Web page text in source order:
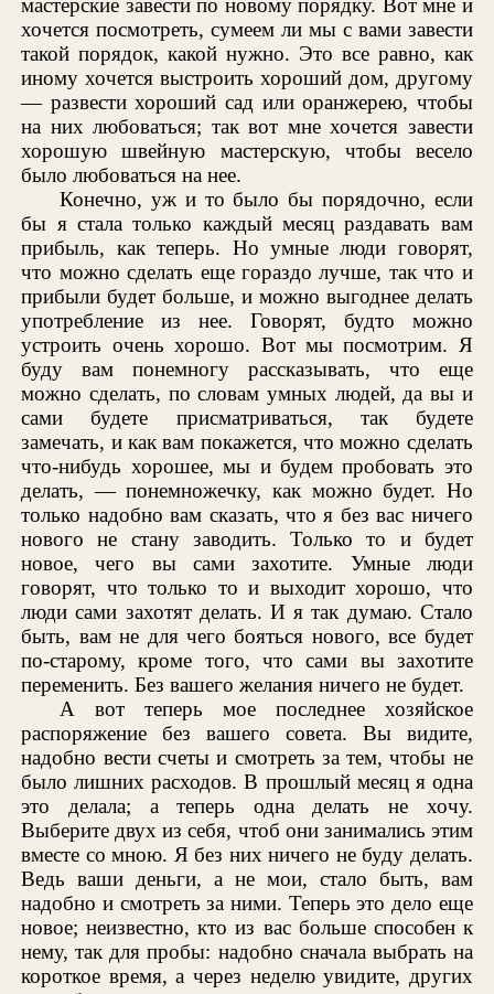
мастерские завести по новому порядку. Вот мне и
хочется посмотреть, сумеем ли мы с вами завести
такой порядок, какой нужно. Это все равно, как
иному хочется выстроить хороший дом, другому
— развести хороший сад или оранжерею, чтобы
на них любоваться; так вот мне хочется завести
хорошую швейную мастерскую, чтобы весело
было любоваться на нее.
Конечно, уж и то было бы порядочно, если
бы я стала только каждый месяц раздавать вам
прибыль, как теперь. Но умные люди говорят,
что можно сделать еще гораздо лучше, так что и
прибыли будет больше, и можно выгоднее делать
употребление из нее. Говорят, будто можно
устроить очень хорошо. Вот мы посмотрим. Я
буду вам понемногу рассказывать, что еще
можно сделать, по словам умных людей, да вы и
сами будете присматриваться, так будете
замечать, и как вам покажется, что можно сделать
что-нибудь хорошее, мы и будем пробовать это
делать, — понемножечку, как можно будет. Но
только надобно вам сказать, что я без вас ничего
нового не стану заводить. Только то и будет
новое, чего вы сами захотите. Умные люди
говорят, что только то и выходит хорошо, что
люди сами захотят делать. И я так думаю. Стало
быть, вам не для чего бояться нового, все будет
по-старому, кроме того, что сами вы захотите
переменить. Без вашего желания ничего не будет.
А вот теперь мое последнее хозяйское
распоряжение без вашего совета. Вы видите,
надобно вести счеты и смотреть за тем, чтобы не
было лишних расходов. В прошлый месяц я одна
это делала; а теперь одна делать не хочу.
Выберите двух из себя, чтоб они занимались этим
вместе со мною. Я без них ничего не буду делать.
Ведь ваши деньги, а не мои, стало быть, вам
надобно и смотреть за ними. Теперь это дело еще
новое; неизвестно, кто из вас больше способен к
нему, так для пробы: надобно сначала выбрать на
короткое время, а через неделю увидите, других